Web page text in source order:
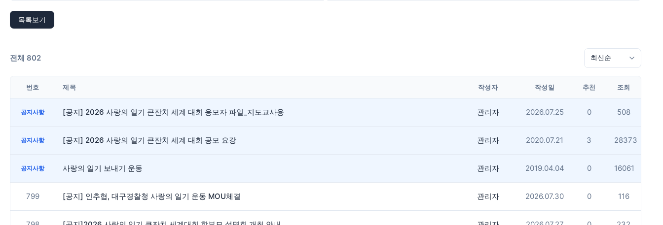
목록보기
전체 802
번호 제목 작성자 작성일 추천 조회
공지사항 [공지] 2026 사랑의 일기 큰잔치 세계 대회 응모자 파일_지도교사용 관리자 2026.07.25 0 508
공지사항 [공지] 2026 사랑의 일기 큰잔치 세계 대회 공모 요강 관리자 2020.07.21 3 28373
공지사항 사랑의 일기 보내기 운동 관리자 2019.04.04 0 16061
799 [공지] 인추협, 대구경찰청 사랑의 일기 운동 MOU체결 관리자 2026.07.30 0 116